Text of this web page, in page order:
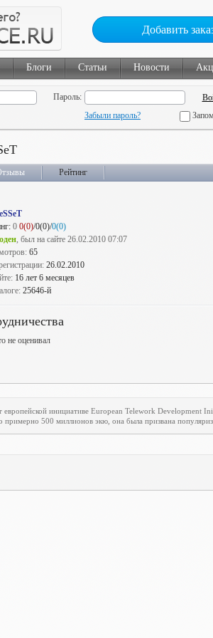
Добавить
Блоги Статьи Новости
Пароль:
Забыли пароль?
Рейтинг
0 0(0)/0(0)/0(0)
, был на сайте 26.02.2010 07:07
65
26.02.2010
16 лет 6 месяцев
25646-й
не оценивал
инициативе European Telework Development
примерно 500 миллионов экю, она была призвана